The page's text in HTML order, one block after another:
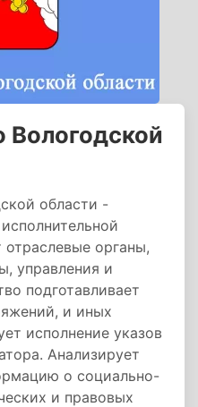
Вологодской
области -
отраслевые органы,
управления и
подготавливает
и иных
исполнение указов
Анализирует
о социально-
и правовых